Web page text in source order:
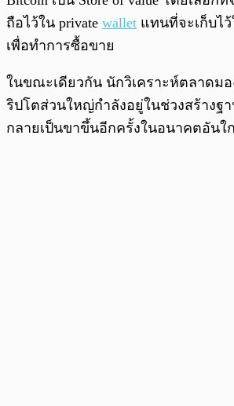
ถือไว้ใน private wallet แทนที่จะเก็บไ
เพื่อทำการซื้อขาย
ในขณะเดียวกัน นักวิเคราะห์ตลาดมอ
ริปโตส่วนใหญ่กำลังอยู่ในช่วงสร้างฐ
กลายเป็นขาขึ้นอีกครั้งในอนาคตอันใ